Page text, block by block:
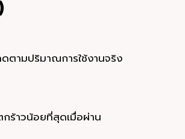
ตามปริมาณการใช้งานจริง
ร้าวน้อยที่สุดเมื่อผ่าน